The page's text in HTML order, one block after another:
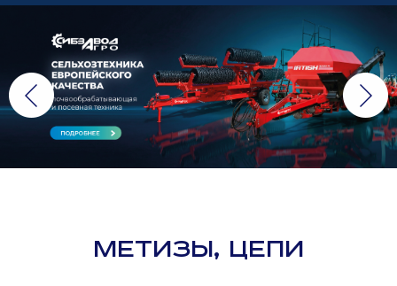
МЕТИЗЫ, ЦЕПИ